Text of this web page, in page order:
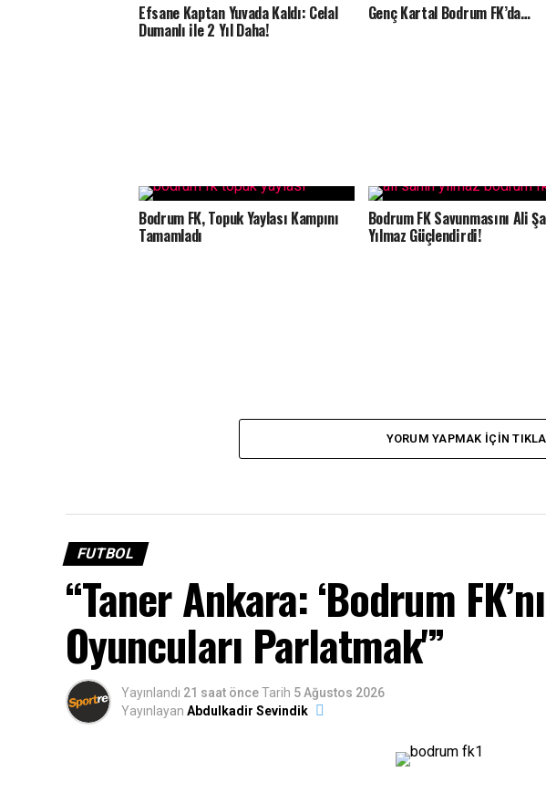
Efsane Kaptan Yuvada Kaldı: Celal
Dumanlı ile 2 Yıl Daha!
Genç Kartal Bodrum FK’da…
Bodrum FK, Topuk Yaylası Kampını
Tamamladı
Bodrum FK Savunmasını Ali
Yılmaz Güçlendirdi!
YORUM YAPMAK IÇIN
FUTBOL
“Taner Ankara: ‘Bodrum
Oyuncuları Parlatmak'”
Yayınlandı 21 saat önceTarih 5 Ağustos 2026
Yayınlayan Abdulkadir Sevindik